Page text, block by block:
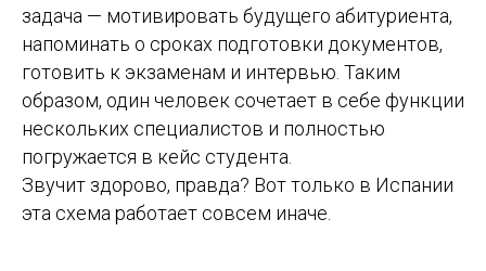
задача — мотивировать будущего абитуриента,
напоминать о сроках подготовки документов,
готовить к экзаменам и интервью. Таким
образом, один человек сочетает в себе функции
нескольких специалистов и полностью
погружается в кейс студента.
Звучит здорово, правда? Вот только в Испании
эта схема работает совсем иначе.